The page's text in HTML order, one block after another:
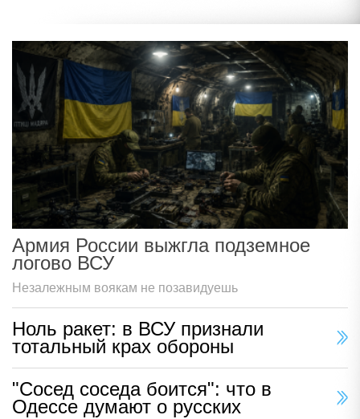
Армия России выжгла подземное
логово ВСУ
Незалежным воякам не позавидуешь
Ноль ракет: в ВСУ признали
тотальный крах обороны
"Сосед соседа боится": что в
Одессе думают о русских